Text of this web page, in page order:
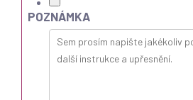
POZNÁMKA